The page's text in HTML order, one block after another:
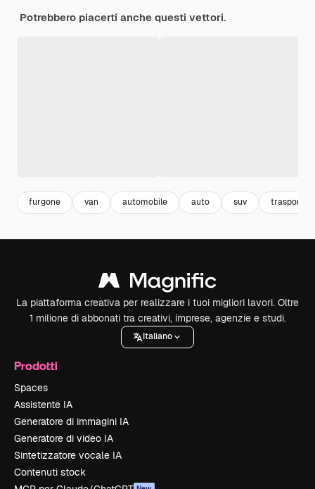
Potrebbero piacerti anche questi vettori.
furgone van automobile auto suv trasporti
La piattaforma creativa per realizzare i tuoi migliori lavori. Oltre
1 milione di abbonati tra creativi, imprese, agenzie e studi.
Italiano
Prodotti
Spaces
Assistente IA
Generatore di immagini IA
Generatore di video IA
Sintetizzatore vocale IA
Contenuti stock